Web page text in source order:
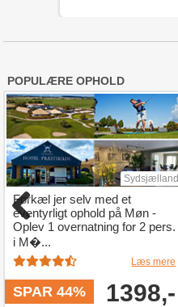
POPULÆRE OPHOLD
Sydsjælland
Forkæl jer selv med et
eventyrligt ophold på Møn -
Oplev 1 overnatning for 2 pers.
i M�...
Læs mere
SPAR 44% 1398,-